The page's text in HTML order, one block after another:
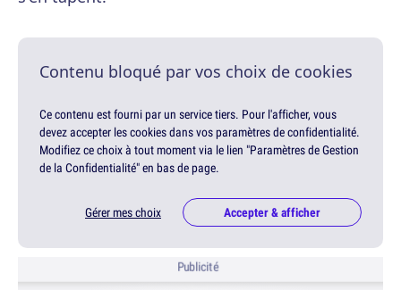
Contenu bloqué par vos choix de cookies
Ce contenu est fourni par un service tiers. Pour l'afficher, vous
devez accepter les cookies dans vos paramètres de confidentialité.
Modifiez ce choix à tout moment via le lien "Paramètres de Gestion
de la Confidentialité" en bas de page.
Gérer mes choix Accepter & afficher
Publicité